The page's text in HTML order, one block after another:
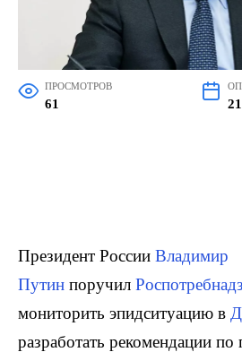
ПРОСМОТРОВ
61
Президент России Владимир
Путин поручил
мониторить эпидситуацию в
разработать рекомендации